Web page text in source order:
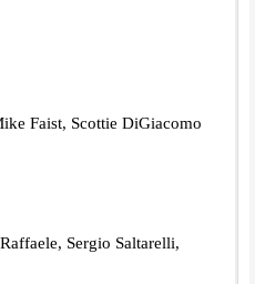
Faist, Scottie DiGiacomo
Sergio Saltarelli,